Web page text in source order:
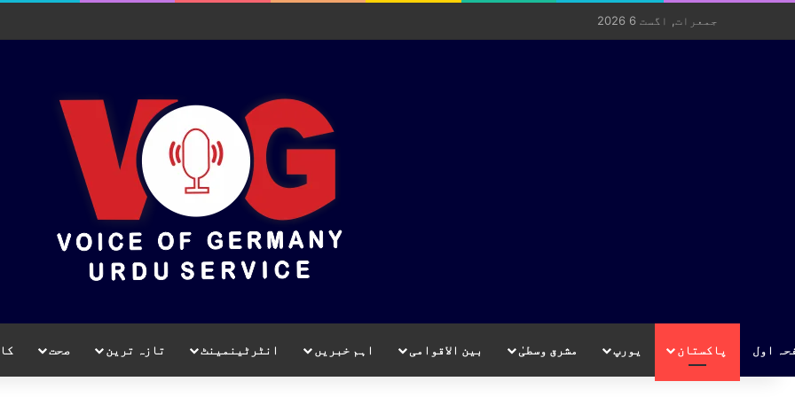
جمعرات, اگست 6 2026
اول پاکستان یورپ مشرق وسطیٰ بین الاقوامی اہم خبریں انٹرٹینمینٹ تازہ ترین صحت